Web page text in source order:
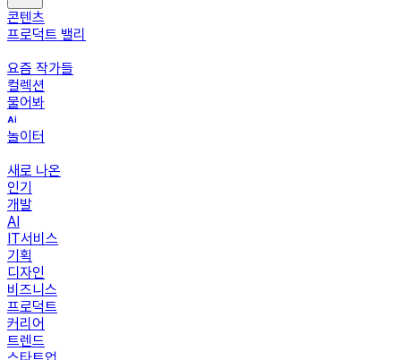
콘텐츠
프로덕트 밸리
요즘 작가들
컬렉션
물어봐
놀이터
새로 나온
인기
개발
AI
IT서비스
기획
디자인
비즈니스
프로덕트
커리어
트렌드